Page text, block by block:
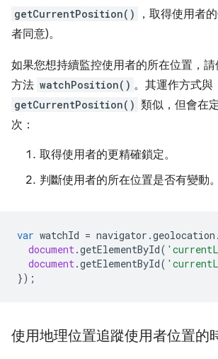
getCurrentPosition()
，取得使用者
者同意)。
如果您想持續監控使用者的所在位置，
方法 watchPosition() 。其運作方式與
getCurrentPosition() 類似，但會在
次：
取得使用者的更精確鎖定。
判斷使用者的所在位置是否有變動。
var watchId = navigator .geolocation .
document .getElementById(
document .getElementById(
});
使用地理位置追蹤使用者位置的